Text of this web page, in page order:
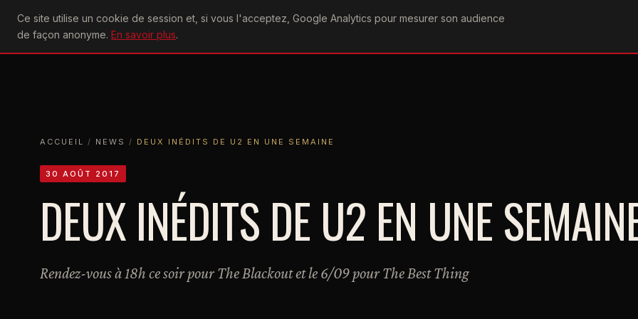
Ce site utilise un cookie de session et, si vous l'acceptez, Google Analytics pour mesurer son audience
de façon anonyme. En savoir plus.
U2achtung
ACCUEIL
ACTU CONCERTS DISCOGRAPHIEPAROLESVIDÉOGRAPHIEFORUMS
ACCUEIL / NEWS / DEUX INÉDITS DE U2 EN UNE SEMAINE
30 AOÛT 2017
DEUX INÉDITS DE U2 EN UNE
Rendez-vous à 18h ce soir pour The Blackout et le 6/09 pour The Best Thing